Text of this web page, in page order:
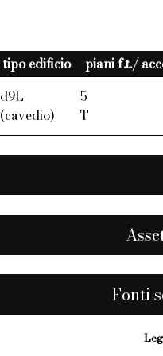
tipo edificio piani f.t./
d9L
(cavedio)
5
T
Fonti